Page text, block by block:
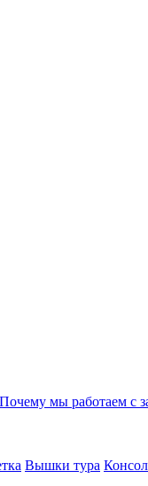
Почему мы работаем с
Вышки тура